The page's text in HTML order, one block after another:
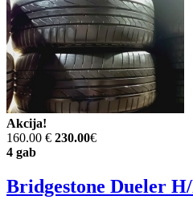
Akcija!
160.00 € 230.00€
4 gab
Bridgestone Dueler